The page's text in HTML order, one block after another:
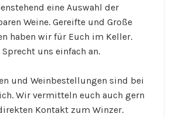
eine Auswahl der
Weine. Gereifte und Große
haben wir für Euch im Keller.
Sprecht uns einfach an.
und Weinbestellungen sind bei
Wir vermitteln euch auch gern
Kontakt zum Winzer.